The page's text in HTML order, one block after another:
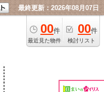
最終更新：2026年08月07日
00件
最近見た物件
00件
検討リスト